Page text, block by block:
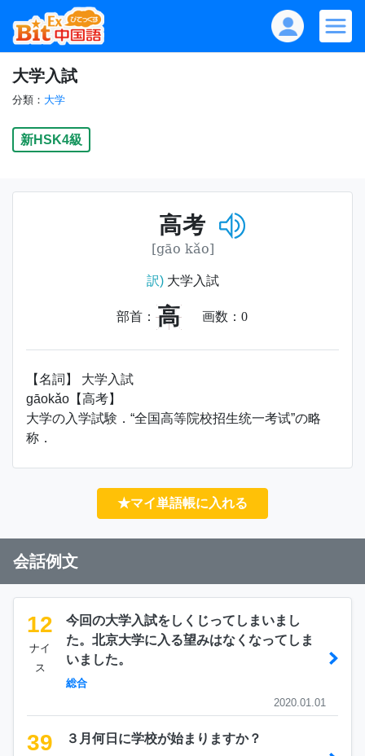
大学入試
分類： 大学
新HSK4級
高考
[gāo kǎo]
訳)大学入試
部首： 高 画数： 0
【名詞】 大学入試
gāokǎo【高考】
大学の入学試験．“全国高等院校招生统一考试”の略
称．
★マイ単語帳に入れる
会話例文
12
ナイ
ス
今回の大学入試をしくじってしまいまし
た。北京大学に入る望みはなくなってしま
いました。
総合
2020.01.01
39 ３月何日に学校が始まりますか？